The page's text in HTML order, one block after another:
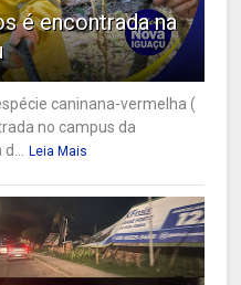
é encontrada na
caninana-vermelha (
no campus da
Leia Mais